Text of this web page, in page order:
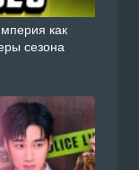
как
сезона